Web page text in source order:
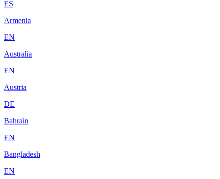
ES
Armenia
EN
Australia
EN
Austria
DE
Bahrain
EN
Bangladesh
EN